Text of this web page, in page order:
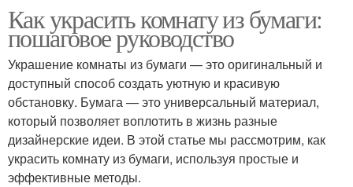
Как украсить комнату из бумаги:
пошаговое руководство
Украшение комнаты из бумаги — это оригинальный и
доступный способ создать уютную и красивую
обстановку. Бумага — это универсальный материал,
который позволяет воплотить в жизнь разные
дизайнерские идеи. В этой статье мы рассмотрим, как
украсить комнату из бумаги, используя простые и
эффективные методы.